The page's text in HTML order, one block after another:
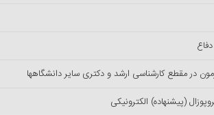
در مقطع کارشناسی ارشد و دکتری سایر دانشگاهها
(پیشنهاده) الکترونیکی